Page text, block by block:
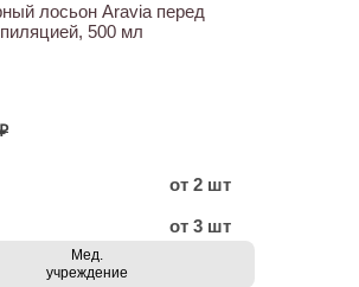
лосьон Aravia перед
500 мл
от 2 шт
от 3 шт
Мед.
учреждение